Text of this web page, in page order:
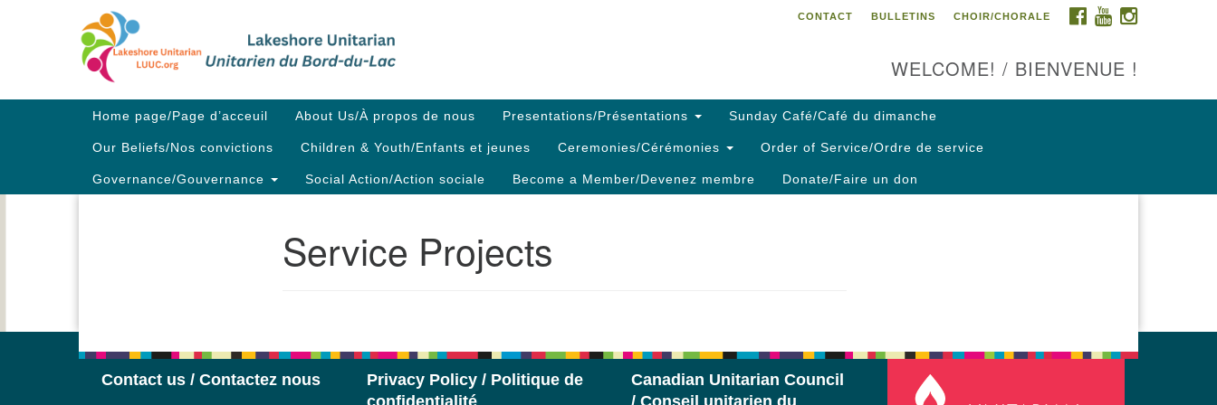
Map
FACEBOOK
YOUTUBE
CONTACT BULLETINS CHOIR/CHORALE
WELCOME! / BIENVENUE !
Main
Home page/Page d’acceuil About Us/À propos de nous Presentations/Présentations Sunday Café/Café du dimanche
Our Beliefs/Nos convictions Children & Youth/Enfants et jeunes Ceremonies/Cérémonies Order of Service/Ordre de service
Governance/Gouvernance Social Action/Action sociale Become a Member/Devenez membre Donate/Faire un don
Service Projects
Contact us / Contactez nous
Privacy Policy / Politique de
confidentialité
Canadian Unitarian Council
/ Conseil unitarien du